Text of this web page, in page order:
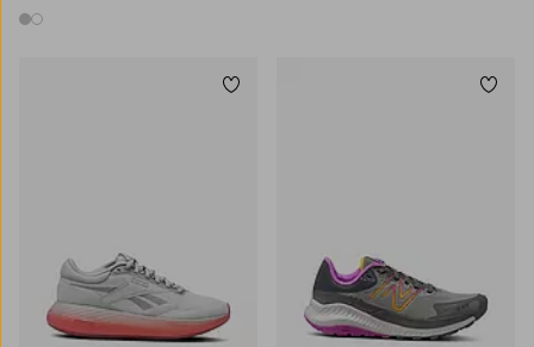
2 färger
Lägg till i favoriter